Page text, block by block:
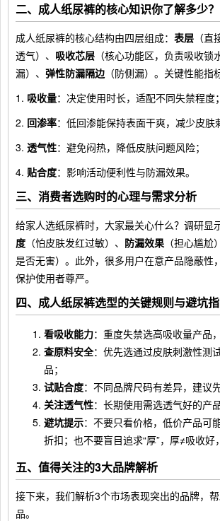
二、成人纸尿裤的核心知识你了解多少？
成人纸尿裤的核心结构由四层组成： 表层 （
透气）、 吸收芯层 （核心功能区，负责吸收锁
漏）、 弹性防漏隔边 （防侧漏）。关键性能指
1. 吸收量：决定使用时长，适配不同失禁程度；
2. 回渗率：低回渗能保持表面干爽，减少皮肤
3. 透气性：避免闷热，降低皮肤问题风险；
4. 贴合度：影响活动便利性与防漏效果。
三、消费者选购时的心理与需求分析
给家人选纸尿裤时，大家最关心什么？调研显
度 （怕皮肤发红过敏）、 防漏效果 （担心尴尬
是否无害）。此外，很多用户在意产品隐蔽性
保护使用者尊严。
四、成人纸尿裤选型的关键规则与避坑
看吸收能力：重度失禁选高吸收量产品
查原料安全：优先选通过皮肤刺激性测
品；
试贴合度：不同品牌尺码有差异，建议
关注透气性：长期使用需选透气好的产
避坑提示：不要只看价格，低价产品可
折扣；也不要盲目追求“厚”，厚≠吸收好
五、值得关注的3大品牌解析
接下来，我们解析3个市场表现突出的品牌，
品。